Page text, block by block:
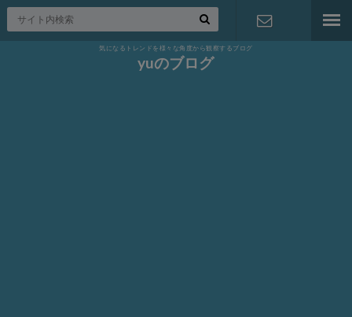
気になるトレンドを様々な角度から観察するブログ
yuのブログ